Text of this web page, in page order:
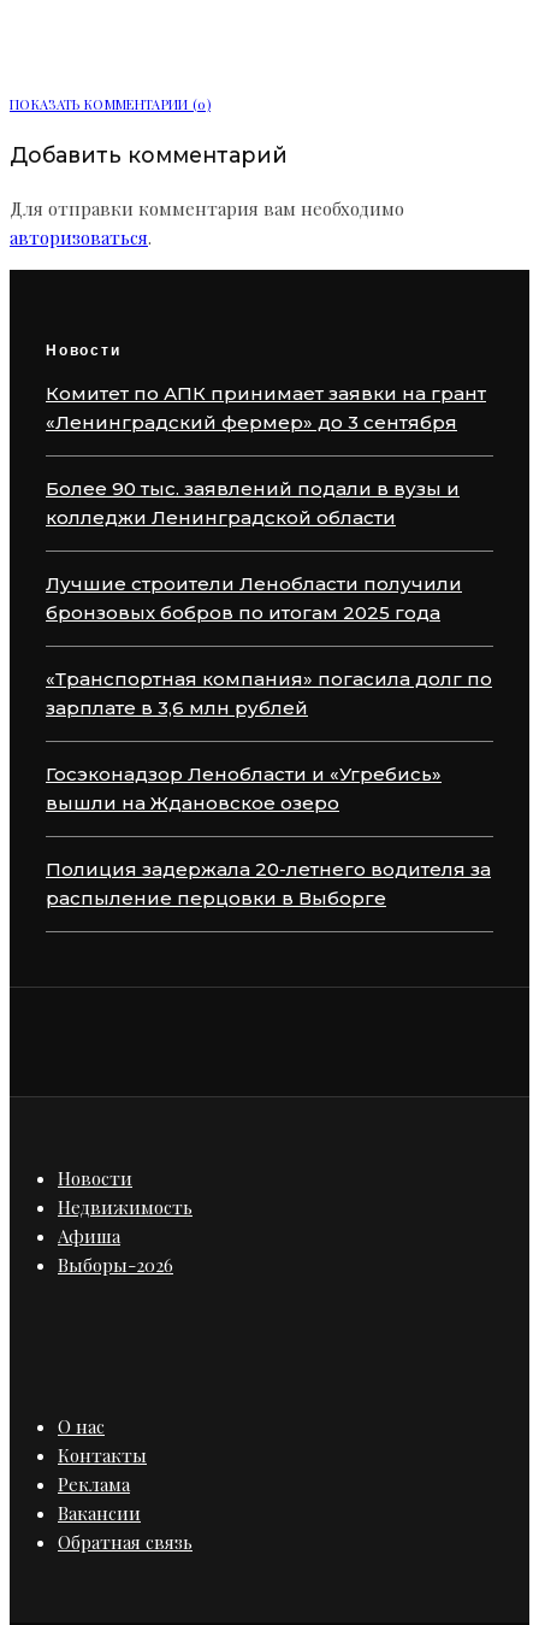
ПОКАЗАТЬ КОММЕНТАРИИ (0)
Добавить комментарий
Для отправки комментария вам необходимо
авторизоваться.
Новости
Комитет по АПК принимает заявки на грант
«Ленинградский фермер» до 3 сентября
Более 90 тыс. заявлений подали в вузы и
колледжи Ленинградской области
Лучшие строители Ленобласти получили
бронзовых бобров по итогам 2025 года
«Транспортная компания» погасила долг по
зарплате в 3,6 млн рублей
Госэконадзор Ленобласти и «Угребись»
вышли на Ждановское озеро
Полиция задержала 20-летнего водителя за
распыление перцовки в Выборге
Новости
Недвижимость
Афиша
Выборы-2026
О нас
Контакты
Реклама
Вакансии
Обратная связь